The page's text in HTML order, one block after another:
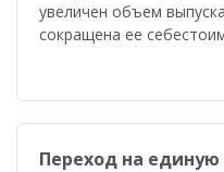
увеличен объем
сокращена ее
Переход на